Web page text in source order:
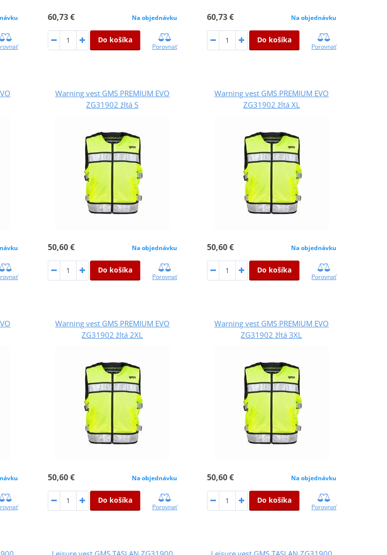
60,73 € Na objednávku
Do košíka
Porovnať
60,73 € Na objednávku
Do košíka
Porovnať
Warning vest GMS PREMIUM EVO
ZG31902 žltá S
50,60 € Na objednávku
Do košíka
Porovnať
Warning vest GMS PREMIUM EVO
ZG31902 žltá XL
50,60 € Na objednávku
Do košíka
Porovnať
Warning vest GMS PREMIUM EVO
ZG31902 žltá 2XL
50,60 € Na objednávku
Do košíka
Porovnať
Warning vest GMS PREMIUM EVO
ZG31902 žltá 3XL
50,60 € Na objednávku
Do košíka
Porovnať